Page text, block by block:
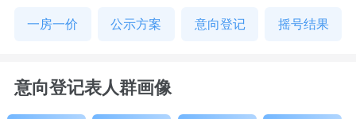
一房一价 公示方案 意向登记 摇号结果
意向登记表人群画像